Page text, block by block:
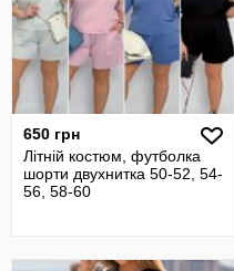
650 грн
Літній костюм, футболка
шорти двухнитка 50-52, 54-
56, 58-60